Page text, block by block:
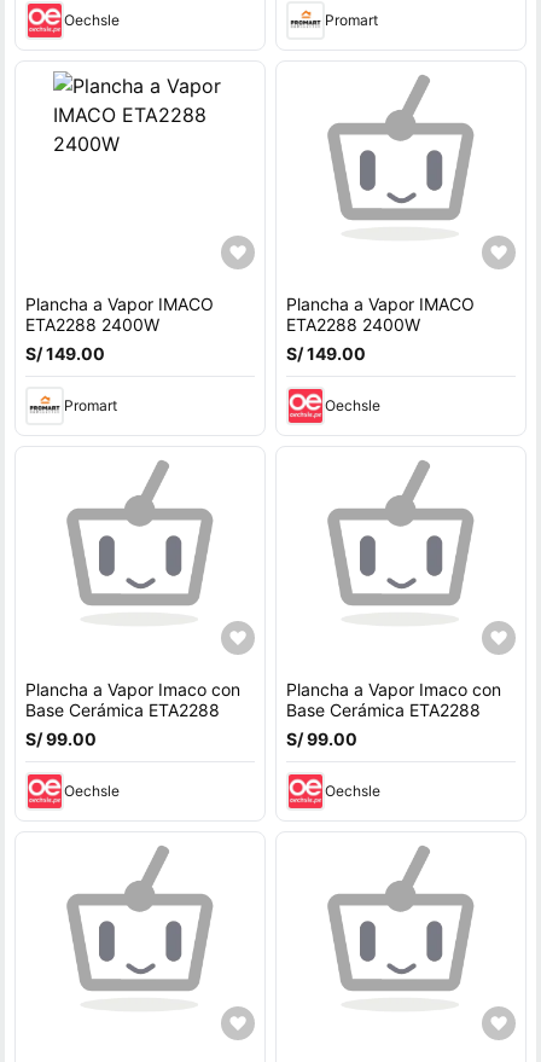
Oechsle Promart
Plancha a Vapor IMACO
ETA2288 2400W
S/ 149.00
Promart
Plancha a Vapor IMACO
ETA2288 2400W
S/ 149.00
Oechsle
Plancha a Vapor Imaco con
Base Cerámica ETA2288
S/ 99.00
Oechsle
Plancha a Vapor Imaco con
Base Cerámica ETA2288
S/ 99.00
Oechsle